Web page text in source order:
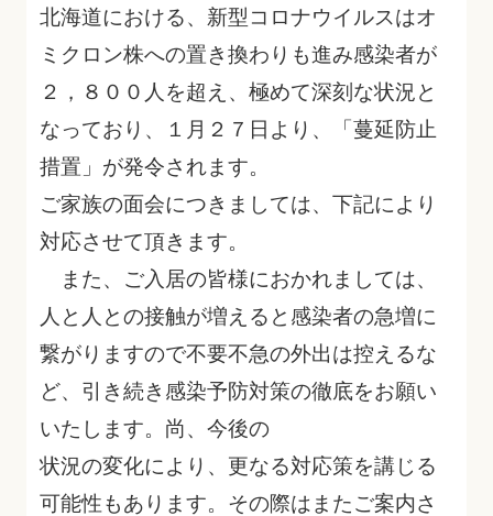
北海道における、新型コロナウイルスはオ
ミクロン株への置き換わりも進み感染者が
２，８００人を超え、極めて深刻な状況と
なっており、１月２７日より、「蔓延防止
措置」が発令されます。
ご家族の面会につきましては、下記により
対応させて頂きます。
また、ご入居の皆様におかれましては、
人と人との接触が増えると感染者の急増に
繋がりますので不要不急の外出は控えるな
ど、引き続き感染予防対策の徹底をお願い
いたします。尚、今後の
状況の変化により、更なる対応策を講じる
可能性もあります。その際はまたご案内さ